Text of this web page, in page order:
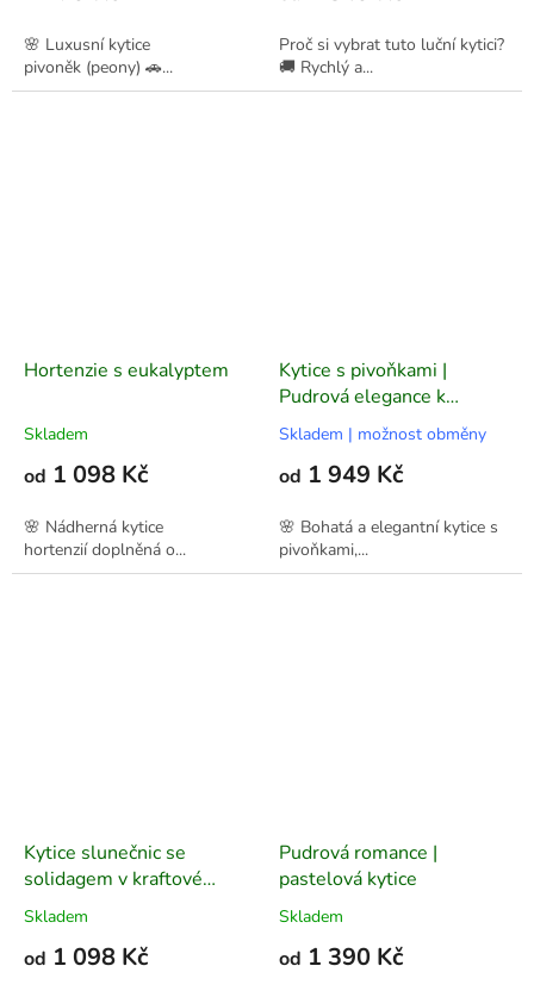
🌸 Luxusní kytice
pivoněk (peony) 🚗...
Proč si vybrat tuto luční kytici?
🚚 Rychlý a...
Hortenzie s eukalyptem
Skladem
od 1 098 Kč
🌸 Nádherná kytice
hortenzií doplněná o...
Kytice s pivoňkami |
Pudrová elegance k
narozeninám
Skladem | možnost obměny
od 1 949 Kč
🌸 Bohatá a elegantní kytice s
pivoňkami,...
Kytice slunečnic se
solidagem v kraftové
manžetě
Skladem
od 1 098 Kč
Pudrová romance |
pastelová kytice
Skladem
od 1 390 Kč